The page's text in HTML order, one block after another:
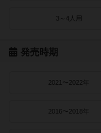
3～4人用
発売時期
2021〜2022年
2016〜2018年